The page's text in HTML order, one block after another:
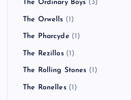
The Ordinary Boys (3)
The Orwells (1)
The Pharcyde (1)
The Rezillos(1)
The Rolling Stones (1)
The Ronelles(1)